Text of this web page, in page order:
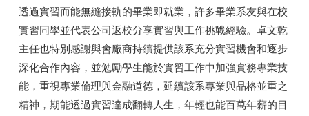
透過實習而能無縫接軌的畢業即就業，許多畢業系友與在校
實習同學並代表公司返校分享實習與工作挑戰經驗。卓文乾
主任也特別感謝與會廠商持續提供該系充分實習機會和逐步
深化合作內容，並勉勵學生能於實習工作中加強實務專業技
能，重視專業倫理與金融道德，延續該系專業與品格並重之
精神，期能透過實習達成翻轉人生，年輕也能百萬年薪的目